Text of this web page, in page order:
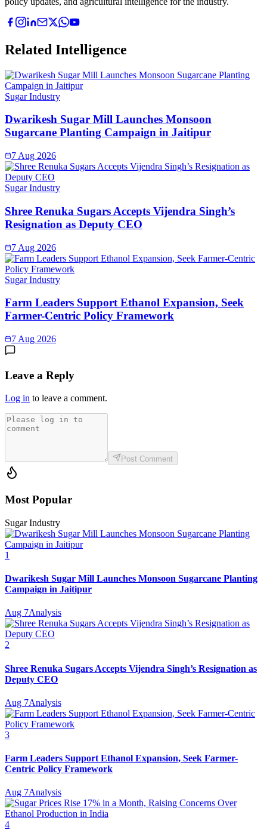
Related Intelligence
Sugar Industry
Dwarikesh Sugar Mill Launches Monsoon
Sugarcane Planting Campaign in Jaitipur
7 Aug 2026
Sugar Industry
Shree Renuka Sugars Accepts Vijendra Singh’s
Resignation as Deputy CEO
7 Aug 2026
Sugar Industry
Farm Leaders Support Ethanol Expansion, Seek
Farmer-Centric Policy Framework
7 Aug 2026
Leave a Reply
Log in to leave a comment.
Post Comment
Most Popular
Sugar Industry
1
Dwarikesh Sugar Mill Launches Monsoon Sugarcane Planting
Campaign in Jaitipur
Aug 7Analysis
2
Shree Renuka Sugars Accepts Vijendra Singh’s Resignation as
Deputy CEO
Aug 7Analysis
3
Farm Leaders Support Ethanol Expansion, Seek Farmer-
Centric Policy Framework
Aug 7Analysis
4